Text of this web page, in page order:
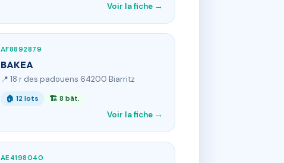
Voir la fiche →
AF8892879
BAKEA
📍 18 r des padouens 64200 Biarritz
🏠 12 lots 🏗 8 bât.
Voir la fiche →
AE4198040